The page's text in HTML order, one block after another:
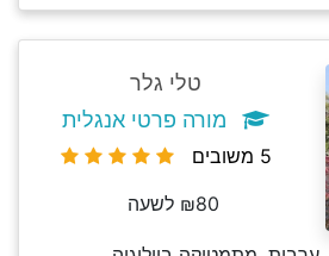
טלי גלר
מורה פרטי אנגלית
5 משובים
₪80 לשעה